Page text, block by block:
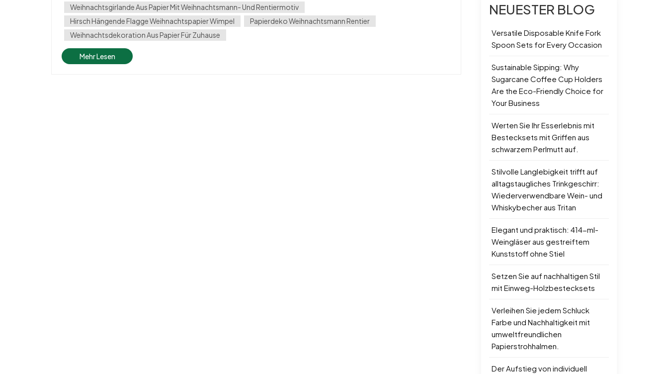
Weihnachtsgirlande Aus Papier Mit Weihnachtsmann- Und Rentiermotiv
Hirsch Hängende Flagge Weihnachtspapier Wimpel
Papierdeko Weihnachtsmann Rentier
Weihnachtsdekoration Aus Papier Für Zuhause
Mehr Lesen
NEUESTER BLOG
Versatile Disposable Knife Fork
Spoon Sets for Every Occasion
Sustainable Sipping: Why
Sugarcane Coffee Cup Holders
Are the Eco-Friendly Choice for
Your Business
Werten Sie Ihr Esserlebnis mit
Bestecksets mit Griffen aus
schwarzem Perlmutt auf.
Stilvolle Langlebigkeit trifft auf
alltagstaugliches Trinkgeschirr:
Wiederverwendbare Wein- und
Whiskybecher aus Tritan
Elegant und praktisch: 414-ml-
Weingläser aus gestreiftem
Kunststoff ohne Stiel
Setzen Sie auf nachhaltigen Stil
mit Einweg-Holzbestecksets
Verleihen Sie jedem Schluck
Farbe und Nachhaltigkeit mit
umweltfreundlichen
Papierstrohhalmen.
Der Aufstieg von individuell